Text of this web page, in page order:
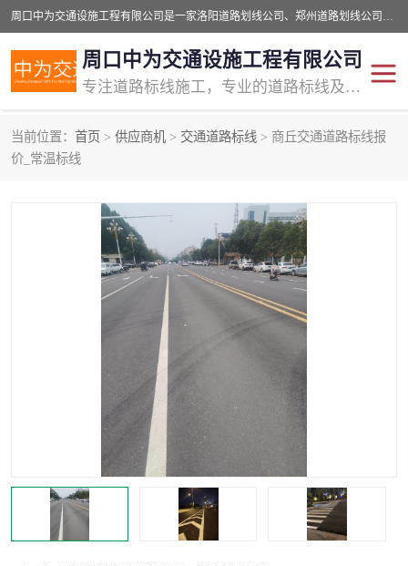
周口中为交通设施工程有限公司是一家洛阳道路划线公司、郑州道路划线公司、平顶山道路车位划线公司、开封车位划线公司、许昌道路车位划线公司、漯河道路车位划线公司，公司始终坚持“诚信、匠心、专注”的宗旨；我们的经营理念是：的服务。
周口中为交通设施工程有限公司
专注道路标线施工，专业的道路标线及交通设施施工服务商!
当前位置： 首页 > 供应商机 > 交通道路标线 > 商丘交通道路标线报
价_常温标线
交通道路标线
道路标线划线 马路标线
道路划线